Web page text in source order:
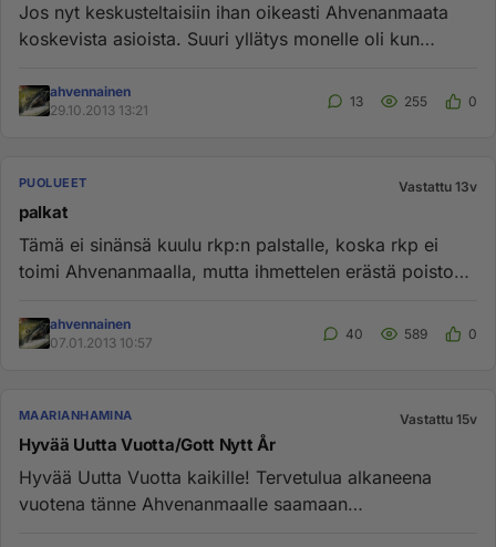
Jos nyt keskusteltaisiin ihan oikeasti Ahvenanmaata
koskevista asioista. Suuri yllätys monelle oli kun
ahvennainen
29.10.2013 13:21
13 255 0
PUOLUEET Vastattu 13v
palkat
Tämä ei sinänsä kuulu rkp:n palstalle, koska rkp ei
toimi Ahvenanmaalla, mutta ihmettelen erästä poistoa.
ahvennainen
07.01.2013 10:57
40 589 0
MAARIANHAMINA Vastattu 15v
Hyvää Uutta Vuotta/Gott Nytt År
Hyvää Uutta Vuotta kaikille! Tervetulua alkaneena
vuotena tänne Ahvenanmaalle saamaan